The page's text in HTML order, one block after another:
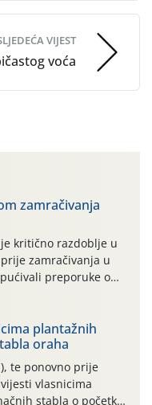
VIJEST
voća
zamračivanja
kritično razdoblje u
zamračivanja u
preporuke o
od najčešćih
grinja (23.7., 14.7.,
zabilježeno je
razdoblje, uz
plantažnih
oraha
te ponovno prije
vlasnicima
stabla o početku